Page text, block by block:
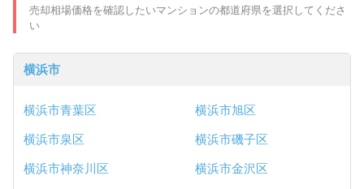
売却相場価格を確認したいマンションの都道府県を選択してくださ
い
横浜市
横浜市青葉区
横浜市旭区
横浜市泉区
横浜市磯子区
横浜市神奈川区
横浜市金沢区